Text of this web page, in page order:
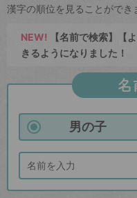
漢字の順位を見ることができ
NEW! 【名前で検索】【
きるようになりました！
名
男の子